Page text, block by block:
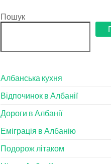
Пошук
Албанська кухня
Відпочинок в Албанії
Дороги в Албанії
Еміграція в Албанію
Подорож літаком